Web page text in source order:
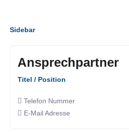
Sidebar
Ansprechpartner
Titel / Position
Telefon Nummer
E-Mail Adresse